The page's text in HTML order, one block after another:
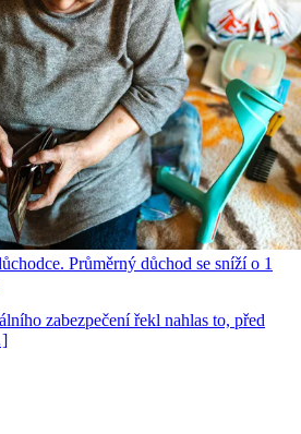
Průměrný důchod se sníží o 1
zabezpečení řekl nahlas to, před